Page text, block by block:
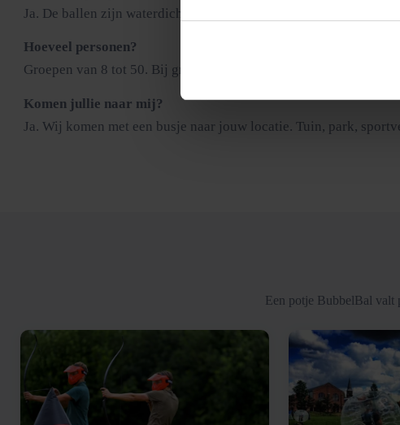
Ja. De ballen zijn waterdicht en op nat gras glijdt en stuitert het
Hoeveel personen?
Groepen van 8 tot 50. Bij grotere groepen werken we met
Komen jullie naar mij?
Ja. Wij komen met een busje naar jouw locatie. Tuin, park,
Een potje BubbelBal valt